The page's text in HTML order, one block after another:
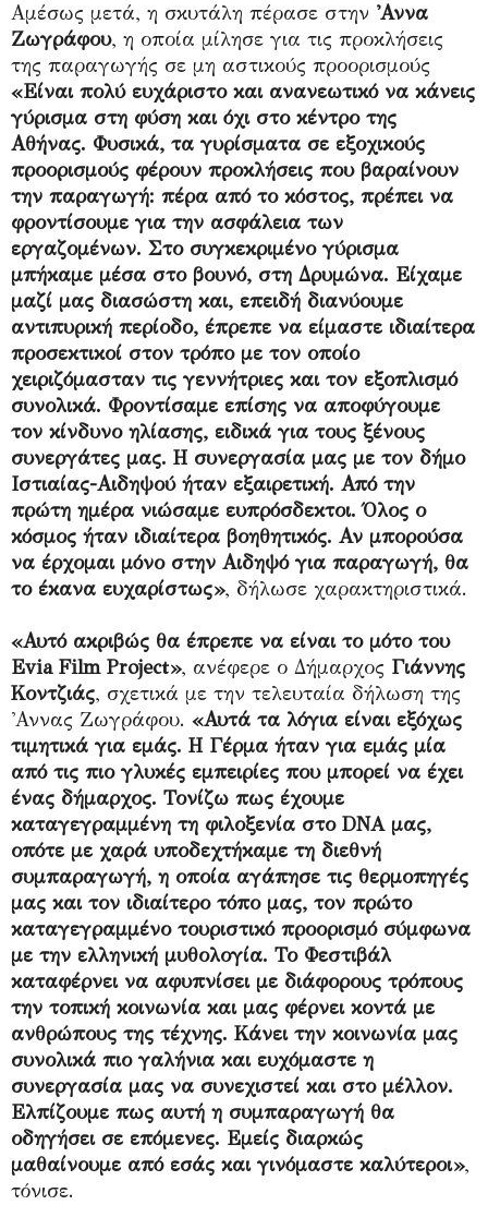
Αμέσως μετά, η σκυτάλη πέρασε στην 'Αννα
Ζωγράφου, η οποία μίλησε για τις προκλήσεις
της παραγωγής σε μη αστικούς προορισμούς
«Είναι πολύ ευχάριστο και ανανεωτικό να κάνεις
γύρισμα στη φύση και όχι στο κέντρο της
Αθήνας. Φυσικά, τα γυρίσματα σε εξοχικούς
προορισμούς φέρουν προκλήσεις που βαραίνουν
την παραγωγή: πέρα από το κόστος, πρέπει να
φροντίσουμε για την ασφάλεια των
εργαζομένων. Στο συγκεκριμένο γύρισμα
μπήκαμε μέσα στο βουνό, στη Δρυμώνα. Είχαμε
μαζί μας διασώστη και, επειδή διανύουμε
αντιπυρική περίοδο, έπρεπε να είμαστε ιδιαίτερα
προσεκτικοί στον τρόπο με τον οποίο
χειριζόμασταν τις γεννήτριες και τον εξοπλισμό
συνολικά. Φροντίσαμε επίσης να αποφύγουμε
τον κίνδυνο ηλίασης, ειδικά για τους ξένους
συνεργάτες μας. Η συνεργασία μας με τον δήμο
Ιστιαίας-Αιδηψού ήταν εξαιρετική. Από την
πρώτη ημέρα νιώσαμε ευπρόσδεκτοι. Όλος ο
κόσμος ήταν ιδιαίτερα βοηθητικός. Αν μπορούσα
να έρχομαι μόνο στην Αιδηψό για παραγωγή, θα
το έκανα ευχαρίστως», δήλωσε χαρακτηριστικά.
«Αυτό ακριβώς θα έπρεπε να είναι το μότο του
Evia Film Project», ανέφερε ο Δήμαρχος Γιάννης
Κοντζιάς, σχετικά με την τελευταία δήλωση της
'Αννας Ζωγράφου. «Αυτά τα λόγια είναι εξόχως
τιμητικά για εμάς. Η Γέρμα ήταν για εμάς μία
από τις πιο γλυκές εμπειρίες που μπορεί να έχει
ένας δήμαρχος. Τονίζω πως έχουμε
καταγεγραμμένη τη φιλοξενία στο DNA μας,
οπότε με χαρά υποδεχτήκαμε τη διεθνή
συμπαραγωγή, η οποία αγάπησε τις θερμοπηγές
μας και τον ιδιαίτερο τόπο μας, τον πρώτο
καταγεγραμμένο τουριστικό προορισμό σύμφωνα
με την ελληνική μυθολογία. Το Φεστιβάλ
καταφέρνει να αφυπνίσει με διάφορους τρόπους
την τοπική κοινωνία και μας φέρνει κοντά με
ανθρώπους της τέχνης. Κάνει την κοινωνία μας
συνολικά πιο γαλήνια και ευχόμαστε η
συνεργασία μας να συνεχιστεί και στο μέλλον.
Ελπίζουμε πως αυτή η συμπαραγωγή θα
οδηγήσει σε επόμενες. Εμείς διαρκώς
μαθαίνουμε από εσάς και γινόμαστε καλύτεροι»,
τόνισε.